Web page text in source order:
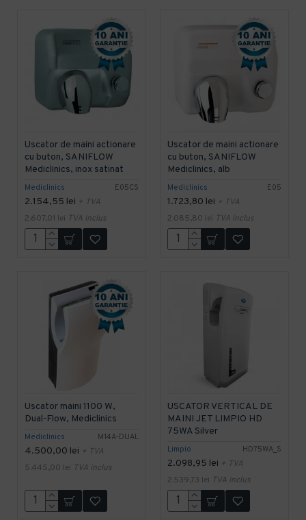
Mediclinics E05CS
Uscator de maini actionare
cu buton, SANIFLOW
Mediclinics, inox satinat
2.154,55 lei + TVA
2.607,01 lei TVA inclus
Mediclinics E05
Uscator de maini actionare
cu buton, SANIFLOW
Mediclinics, alb
1.723,80 lei + TVA
2.085,80 lei TVA inclus
Mediclinics M14A-DUAL
Uscator maini 1100 W,
Dual-Flow, Mediclinics
4.500,00 lei + TVA
5.445,00 lei TVA inclus
Limpio HD75WA_S
USCATOR VERTICAL DE
MAINI JET LIMPIO HD
75WA Silver
2.098,95 lei + TVA
2.539,73 lei TVA inclus